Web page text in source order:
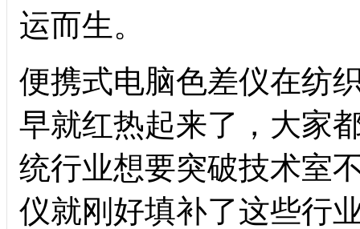
运而生。
便携式电脑色差仪在纺
早就红热起来了，大家
统行业想要突破技术室
仪就刚好填补了这些行